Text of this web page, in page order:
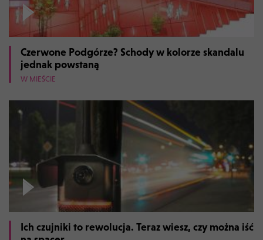
Czerwone Podgórze? Schody w kolorze skandalu
jednak powstaną
W MIEŚCIE
Ich czujniki to rewolucja. Teraz wiesz, czy można iść